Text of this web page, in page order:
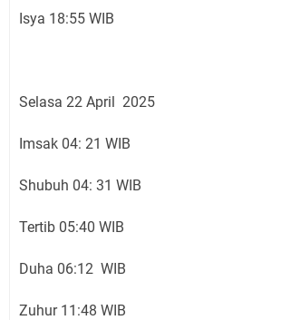
Isya 18:55 WIB
Selasa 22 April 2025
Imsak 04: 21 WIB
Shubuh 04: 31 WIB
Tertib 05:40 WIB
Duha 06:12 WIB
Zuhur 11:48 WIB